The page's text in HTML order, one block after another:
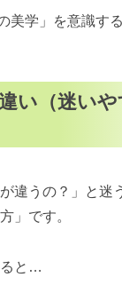
学」を意識す
い（迷い
違うの？」と迷
」です。
ると…